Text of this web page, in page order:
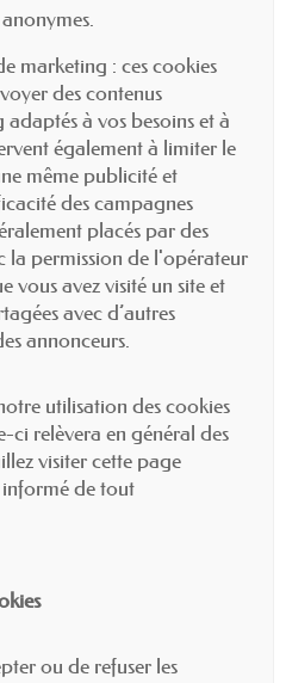
marketing : ces cookies
des contenus
à vos besoins et à
également à limiter le
même publicité et
des campagnes
placés par des
la permission de l'opérateur
vous avez visité un site et
avec d’autres
annonceurs.
utilisation des cookies
ci relèvera en général des
visiter cette page
de tout
ou de refuser les